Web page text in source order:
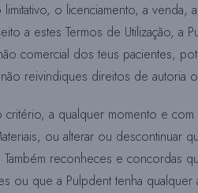
o licenciamento, a
a estes Termos de Utilização,
comercial dos teus pacientes,
reivindiques direitos de autoria
critério, a qualquer momento e
ou alterar ou descontinuar
reconheces e
ou que a Pulpdent tenha